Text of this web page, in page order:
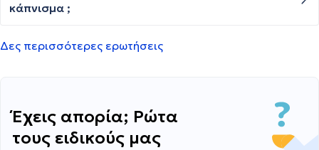
κάπνισμα ;
Δες περισσότερες ερωτήσεις
Έχεις απορία; Ρώτα
τους ειδικούς μας